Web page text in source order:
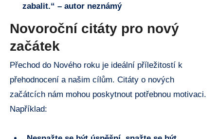
zabalit.“ – autor neznámý
Novoroční citáty pro nový
začátek
Přechod do Nového roku je ideální příležitostí k
přehodnocení a našim cílům. Citáty o nových
začátcích nám mohou poskytnout potřebnou motivaci.
Například: